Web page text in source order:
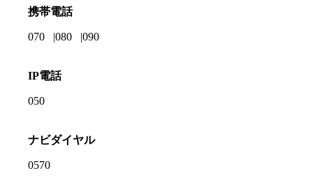
携帯電話
070 080 090
IP電話
050
ナビダイヤル
0570